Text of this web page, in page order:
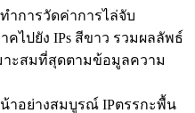
าการวัดค่าการไล่จับ
ไปยัง IPs สีขาว รวมผลลัพธ์
าะสมที่สุดตามข้อมูลความ
าอย่างสมบูรณ์ IPตรรกะพื้น